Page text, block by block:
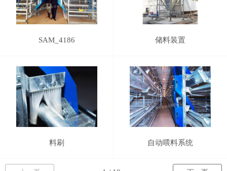
SAM_4186 储料装置
料刷 自动喂料系统